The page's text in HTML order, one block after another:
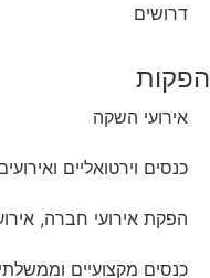
דרושים
הפקות
אירועי השקה
כנסים וירטואליים
הפקת אירועי חברה,
כנסים מקצועיים